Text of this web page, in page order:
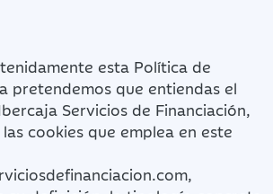
esta Política de
pretendemos que entiendas el
Servicios de Financiación,
las cookies que emplea en este